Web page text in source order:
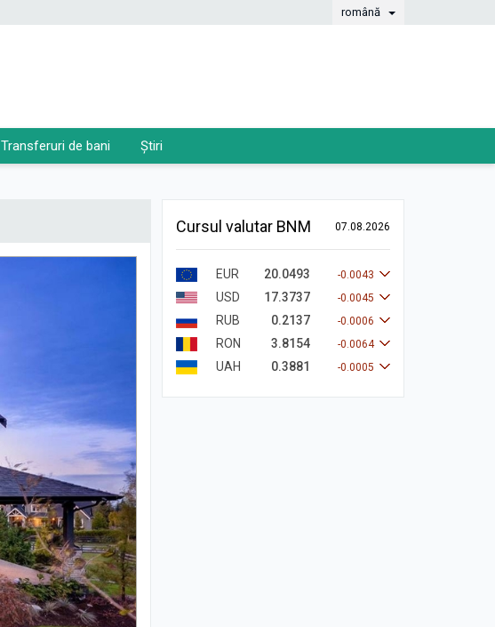
română
Transferuri de bani Știri
Cursul valutar BNM 07.08.2026
EUR 20.0493 -0.0043
USD 17.3737 -0.0045
RUB 0.2137 -0.0006
RON 3.8154 -0.0064
UAH 0.3881 -0.0005